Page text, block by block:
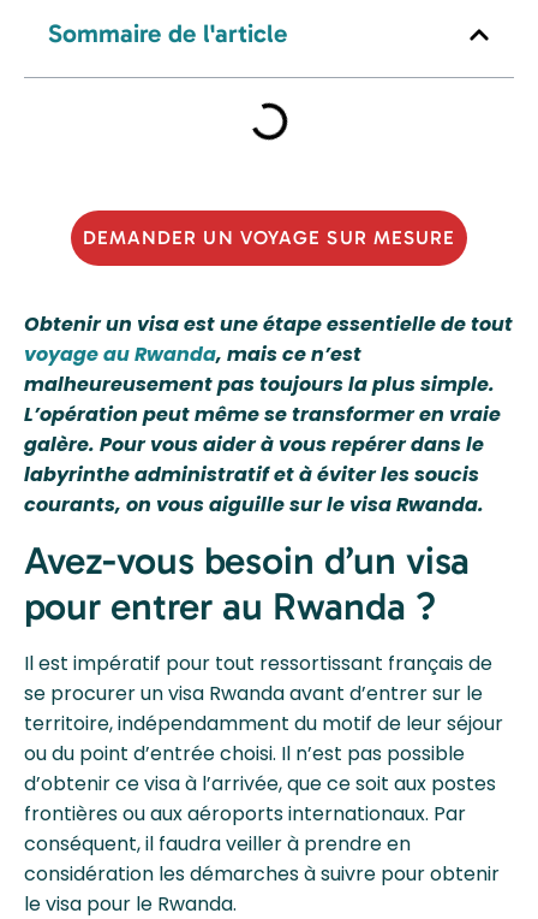
Obtenir un visa est une étape essentielle de tout
voyage au Rwanda, mais ce n’est
malheureusement pas toujours la plus simple.
L’opération peut même se transformer en vraie
galère. Pour vous aider à vous repérer dans le
labyrinthe administratif et à éviter les soucis
courants, on vous aiguille sur le visa Rwanda.
Avez-vous besoin d’un visa
pour entrer au Rwanda ?
Il est impératif pour tout ressortissant français de
se procurer un visa Rwanda avant d’entrer sur le
territoire, indépendamment du motif de leur séjour
ou du point d’entrée choisi. Il n’est pas possible
d’obtenir ce visa à l’arrivée, que ce soit aux postes
frontières ou aux aéroports internationaux. Par
conséquent, il faudra veiller à prendre en
considération les démarches à suivre pour obtenir
le visa pour le Rwanda.
Sommaire de l'article
DEMANDER UN VOYAGE SUR MESURE